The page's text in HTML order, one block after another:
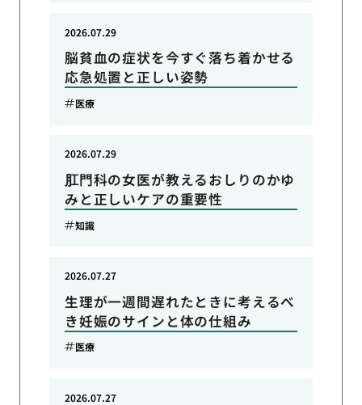
脳貧血の症状を今すぐ落ち着かせる
応急処置と正しい姿勢
2026.07.29
医療
肛門科の女医が教えるおしりのかゆ
みと正しいケアの重要性
2026.07.29
知識
生理が一週間遅れたときに考えるべ
き妊娠のサインと体の仕組み
2026.07.27
医療
2026.07.27